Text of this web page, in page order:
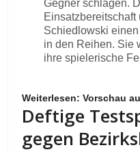
Gegner schlagen.
Einsatzbereitschaft
Schiedlowski
in den Reihen. Sie
ihre spielerische
Weiterlesen: Vorschau
Deftige
gegen